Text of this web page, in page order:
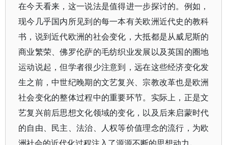
在今天看来，这一说法是值得进一步探讨的。例如，
现今几乎国内所见到的每一本有关欧洲近代史的教科
书，说到近代欧洲的社会变化，大抵都是从威尼斯的
商业繁荣、佛罗伦萨的毛纺织业发展以及英国的圈地
运动说起，但学者很少注意到，远在这些经济变化发
生之前，中世纪晚期的文艺复兴、宗教改革也是欧洲
社会变化的整体过程中的重要环节。实际上，正是文
艺复兴前后思想文化领域的变化，以及后来启蒙时代
的自由、民主、法治、人权等价值理念的流行，为欧